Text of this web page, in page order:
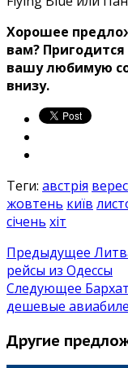
Хорошее
вам?
вашу любимую
внизу.
Теги: австрія
жовтень київ
січень хіт
Предыдущее
рейсы из Одессы
Следующее
дешевые
Другие